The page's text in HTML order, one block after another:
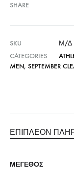
SHARE
SKU
Μ/Δ
CATEGORIES
MEN, SEPTEMBER
ΕΠΙΠΛΈΟΝ
ΜΈΓΕΘΟΣ